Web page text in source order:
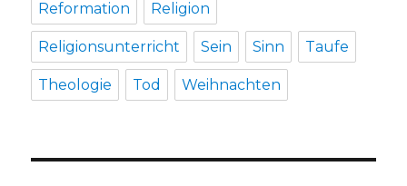
Reformation Religion
Religionsunterricht Sein Sinn Taufe
Theologie Tod Weihnachten